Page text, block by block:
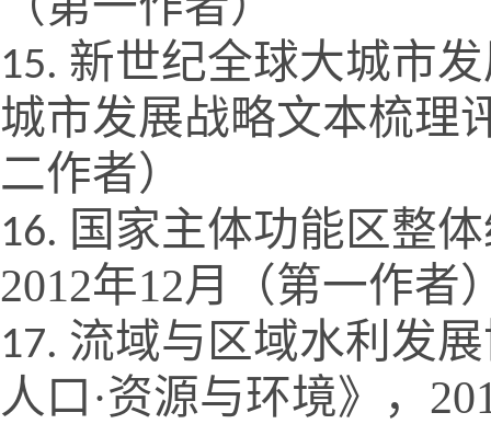
新世纪全球大城市
城市发展战略文本梳理
二作者）
国家主体功能区整
2012年12月（第一作者
流域与区域水利发
人口·资源与环境》，